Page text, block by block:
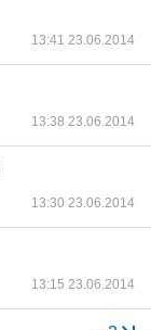
13:41 23.06.2014
13:38 23.06.2014
13:30 23.06.2014
13:15 23.06.2014